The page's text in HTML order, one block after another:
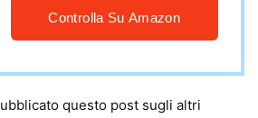
Controlla Su Amazon
questo post sugli altri